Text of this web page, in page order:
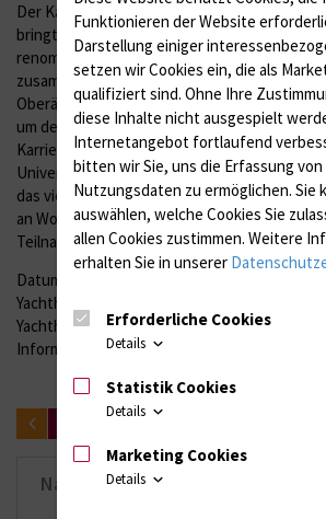
Der Karrieretag ZEIT für neue Ärzte in
bringt Medizinstudenten, Absolventen und
renommierten Arbeitgebern aus der
zusammen. In exklusiven Vier-Augen-
Oberärzten haben die Studenten die
um den Berufseinstieg zu stellen, sich zu
Karriereweg zu planen. DIE ZEIT erstellt
Universitätsmedizin Rostock ein
das viele Möglichkeiten zum
an Workshops und einer Diskussion beim
Teilnahme ist kostenlos.
Datum: Freitag, 15. Juni 2018 Zeit: 10:30-17:00
Yachthafenresidenz Hohe Düne,
Yachthafen 1, 18119 Rostock-Warnemünde
Informationen finden Sie
zurück
Nachrichten-Archiv
Funktionieren der Website
Darstellung einiger
setzen wir Cookies ein, die als
qualifiziert sind. Ohne Ihre
diese Inhalte nicht ausgespielt
Internetangebot fortlaufend
bitten wir Sie, uns die Erfassung
Nutzungsdaten zu ermöglichen. Sie
auswählen, welche Cookies Sie
allen Cookies zustimmen. Weitere
erhalten Sie in unserer
Erforderliche Cookies
Details
Statistik Cookies
Details
Marketing Cookies
Details